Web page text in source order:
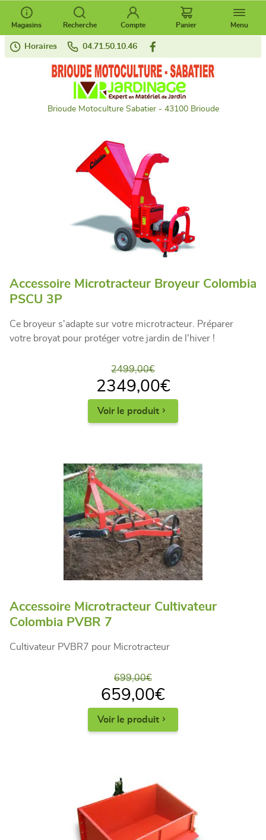
Horaires 04.71.50.10.46
Brioude Motoculture Sabatier - 43100 Brioude
Magasins Recherche Compte Panier Menu
Accessoire Microtracteur Broyeur Colombia
PSCU 3P
Ce broyeur s'adapte sur votre microtracteur. Préparer
votre broyat pour protéger votre jardin de l'hiver !
2499,00€
2349,00€
Voir le produit
Accessoire Microtracteur Cultivateur
Colombia PVBR 7
Cultivateur PVBR7 pour Microtracteur
699,00€
659,00€
Voir le produit